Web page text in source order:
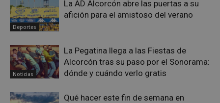
Deportes
La AD Alcorcón abre las puertas a su
afición para el amistoso del verano
Noticias
La Pegatina llega a las Fiestas de
Alcorcón tras su paso por el Sonorama:
dónde y cuándo verlo gratis
Qué hacer este fin de semana en
AWSALBCORS
Amazon.com